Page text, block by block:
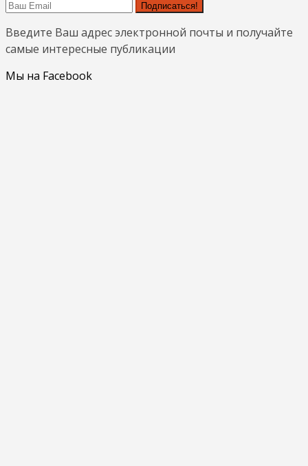
Подписаться!
Введите Ваш адрес электронной почты и получайте
самые интересные публикации
Мы на Facebook